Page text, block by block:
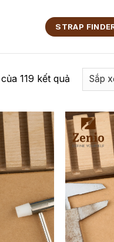
STRAP
119 kết quả